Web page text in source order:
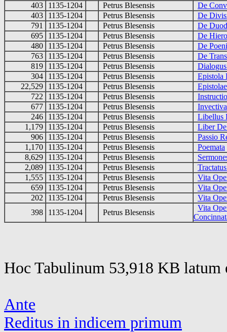
403
1135-1204 Petrus Blesensis
De
403
1135-1204 Petrus Blesensis
De
791
1135-1204 Petrus Blesensis
De
695
1135-1204 Petrus Blesensis
De
480
1135-1204 Petrus Blesensis
De
763
1135-1204 Petrus Blesensis
De
819
1135-1204 Petrus Blesensis
304
1135-1204 Petrus Blesensis
Epistola
22,529
1135-1204 Petrus Blesensis
Epistolae
722
1135-1204 Petrus Blesensis
677
1135-1204 Petrus Blesensis
246
1135-1204 Petrus Blesensis
Libellus
1,179
1135-1204 Petrus Blesensis
Liber De
906
1135-1204 Petrus Blesensis
Passio
1,170
1135-1204 Petrus Blesensis
Poemata
8,629
1135-1204 Petrus Blesensis
2,089
1135-1204 Petrus Blesensis
1,555
1135-1204 Petrus Blesensis
Vita
659
1135-1204 Petrus Blesensis
Vita
202
1135-1204 Petrus Blesensis
Vita
398
1135-1204 Petrus Blesensis
Vita
Hoc Tabulinum 53,918 KB latum
Ante
Reditus in indicem primum